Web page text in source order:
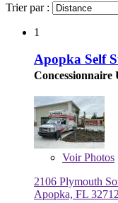
Trier par :
1
Apopka Self
Concessionnaire
VoirPhotos
2106 Plymouth
Apopka, FL 32712